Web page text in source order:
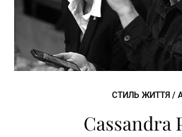
СТИЛЬ ЖИТТЯ /
Cassandra